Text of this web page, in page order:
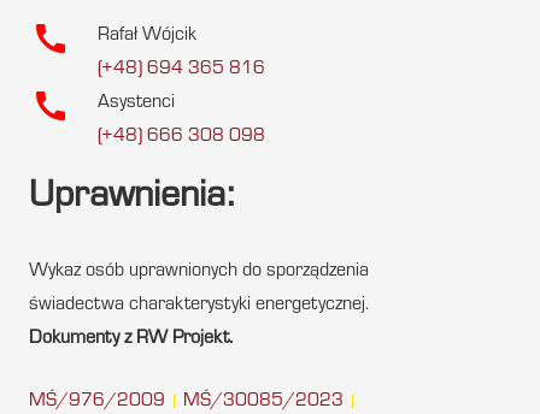
call
Rafał Wójcik
(+48) 694 365 816
call
Asystenci
(+48) 666 308 098
Uprawnienia:
Wykaz osób uprawnionych do sporządzenia
świadectwa charakterystyki energetycznej.
Dokumenty z RW Projekt.
MŚ/976/2009 MŚ/30085/2023